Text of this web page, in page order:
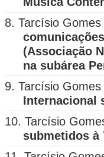
8. Tarcísio
(Associação
na subárea
9. Tarcísio
Internacional
10. Tarcísio
submetidos à